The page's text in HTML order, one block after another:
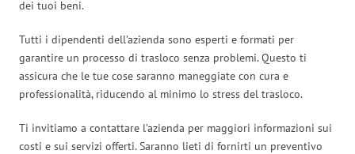
dei tuoi beni.
Tutti i dipendenti dell’azienda sono esperti e formati per
garantire un processo di trasloco senza problemi. Questo ti
assicura che le tue cose saranno maneggiate con cura e
professionalità, riducendo al minimo lo stress del trasloco.
Ti invitiamo a contattare l’azienda per maggiori informazioni sui
costi e sui servizi offerti. Saranno lieti di fornirti un preventivo